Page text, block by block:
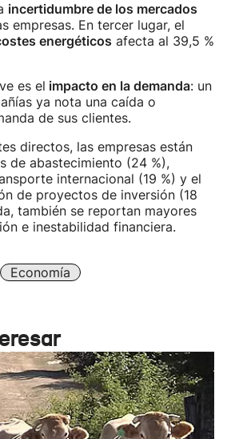
incertidumbre de los mercados
empresas. En tercer lugar, el
energéticos afecta al 39,5 %
es el impacto en la demanda: un
ya nota una caída o
de sus clientes.
directos, las empresas están
de abastecimiento (24 %),
internacional (19 %) y el
de proyectos de inversión (18
también se reportan mayores
e inestabilidad financiera.
Economía